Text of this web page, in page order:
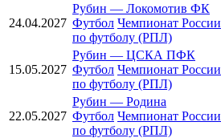
24.04.2027
Рубин — Локомотив ФК
Футбол Чемпионат России
по футболу (РПЛ)
15.05.2027
Рубин — ЦСКА ПФК
Футбол Чемпионат России
по футболу (РПЛ)
22.05.2027
Рубин — Родина
Футбол Чемпионат России
по футболу (РПЛ)